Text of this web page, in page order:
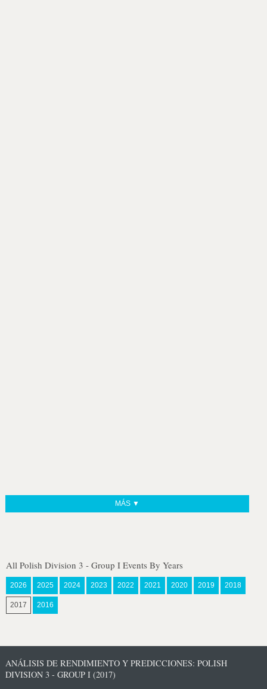
MÁS ▼
All Polish Division 3 - Group I Events By Years
2026 2025 2024 2023 2022 2021 2020 2019 2018
2017 2016
ANÁLISIS DE RENDIMIENTO Y PREDICCIONES: POLISH
DIVISION 3 - GROUP I (2017)